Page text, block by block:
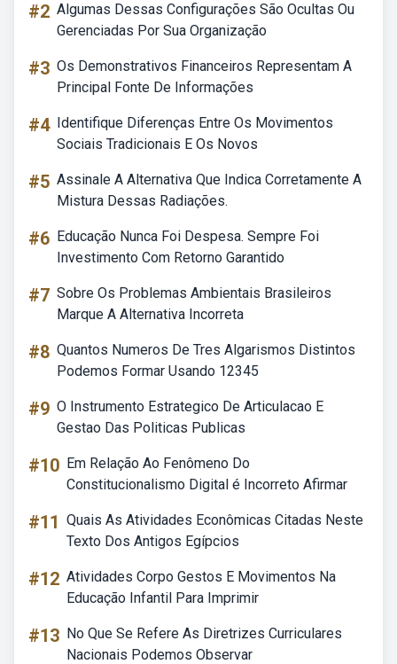
#2 Algumas Dessas Configurações São Ocultas Ou
Gerenciadas Por Sua Organização
#3 Os Demonstrativos Financeiros Representam A
Principal Fonte De Informações
#4 Identifique Diferenças Entre Os Movimentos
Sociais Tradicionais E Os Novos
#5 Assinale A Alternativa Que Indica Corretamente A
Mistura Dessas Radiações.
#6 Educação Nunca Foi Despesa. Sempre Foi
Investimento Com Retorno Garantido
#7 Sobre Os Problemas Ambientais Brasileiros
Marque A Alternativa Incorreta
#8 Quantos Numeros De Tres Algarismos Distintos
Podemos Formar Usando 12345
#9 O Instrumento Estrategico De Articulacao E
Gestao Das Politicas Publicas
#10 Em Relação Ao Fenômeno Do
Constitucionalismo Digital é Incorreto Afirmar
#11 Quais As Atividades Econômicas Citadas Neste
Texto Dos Antigos Egípcios
#12 Atividades Corpo Gestos E Movimentos Na
Educação Infantil Para Imprimir
#13 No Que Se Refere As Diretrizes Curriculares
Nacionais Podemos Observar